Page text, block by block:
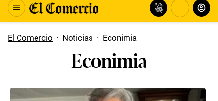
El Comercio · Noticias · Econimia
Econimia